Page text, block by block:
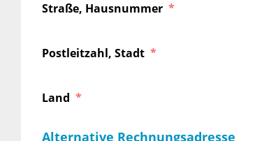
Straße, Hausnummer
Postleitzahl, Stadt
Land
Alternative Rechnungsadresse